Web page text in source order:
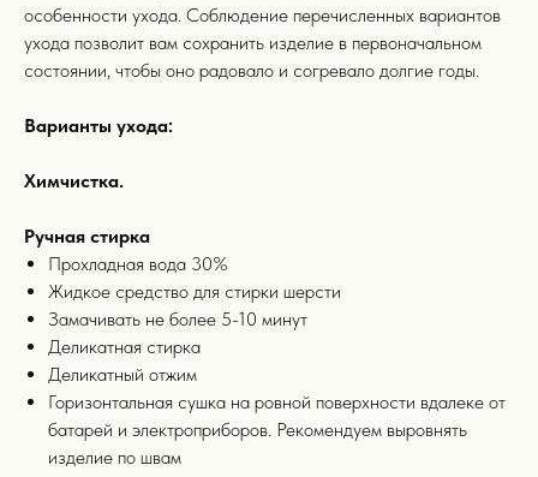
особенности ухода. Соблюдение перечисленных вариантов
ухода позволит вам сохранить изделие в первоначальном
состоянии, чтобы оно радовало и согревало долгие годы.
Варианты ухода:
Химчистка.
Ручная стирка
Прохладная вода 30%
Жидкое средство для стирки шерсти
Замачивать не более 5-10 минут
Деликатная стирка
Деликатный отжим
Горизонтальная сушка на ровной поверхности вдалеке от
батарей и электроприборов. Рекомендуем выровнять
изделие по швам
информация